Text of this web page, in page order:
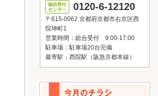
0120-6-12120
〒615-0062 京都府京都市右京区西
院坤町1
営業時間：総合受付 9:00-17:00
駐車場：駐車場20台完備
最寄駅：西院駅（阪急京都本線）